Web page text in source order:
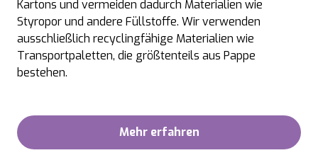
Kartons und vermeiden dadurch Materialien wie
Styropor und andere Füllstoffe. Wir verwenden
ausschließlich recyclingfähige Materialien wie
Transportpaletten, die größtenteils aus Pappe
bestehen.
Mehr erfahren